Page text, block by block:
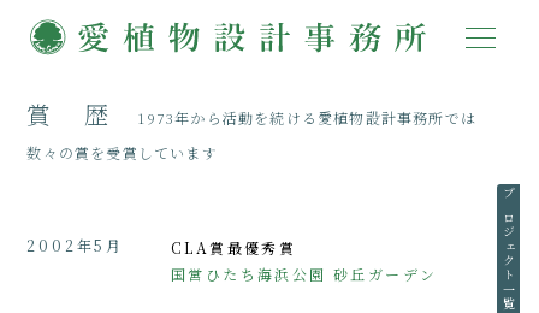
プロジェクト一覧
賞 歴
1973年から活動を続ける愛植物設計事務所では
数々の賞を受賞しています
2002年5月
CLA賞最優秀賞
国営ひたち海浜公園 砂丘ガーデン